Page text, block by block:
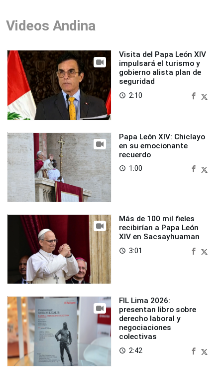
Videos Andina
Visita del Papa León XIV
impulsará el turismo y
gobierno alista plan de
seguridad
access_time 2:10
Papa León XIV: Chiclayo
en su emocionante
recuerdo
access_time 1:00
Más de 100 mil fieles
recibirían a Papa León
XIV en Sacsayhuaman
access_time 3:01
FIL Lima 2026:
presentan libro sobre
derecho laboral y
negociaciones
colectivas
access_time 2:42